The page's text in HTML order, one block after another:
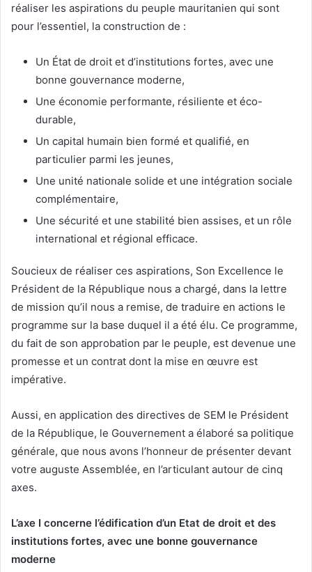
réaliser les aspirations du peuple mauritanien qui sont
pour l’essentiel, la construction de :
Un État de droit et d’institutions fortes, avec une
bonne gouvernance moderne,
Une économie performante, résiliente et éco-
durable,
Un capital humain bien formé et qualifié, en
particulier parmi les jeunes,
Une unité nationale solide et une intégration sociale
complémentaire,
Une sécurité et une stabilité bien assises, et un rôle
international et régional efficace.
Soucieux de réaliser ces aspirations, Son Excellence le
Président de la République nous a chargé, dans la lettre
de mission qu’il nous a remise, de traduire en actions le
programme sur la base duquel il a été élu. Ce programme,
du fait de son approbation par le peuple, est devenue une
promesse et un contrat dont la mise en œuvre est
impérative.
Aussi, en application des directives de SEM le Président
de la République, le Gouvernement a élaboré sa politique
générale, que nous avons l’honneur de présenter devant
votre auguste Assemblée, en l’articulant autour de cinq
axes.
L’axe I concerne l’édification d’un Etat de droit et des
institutions fortes, avec une bonne gouvernance
moderne